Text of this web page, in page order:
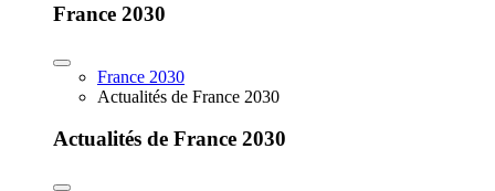
France 2030
France 2030
Actualités de France 2030
Actualités de France 2030